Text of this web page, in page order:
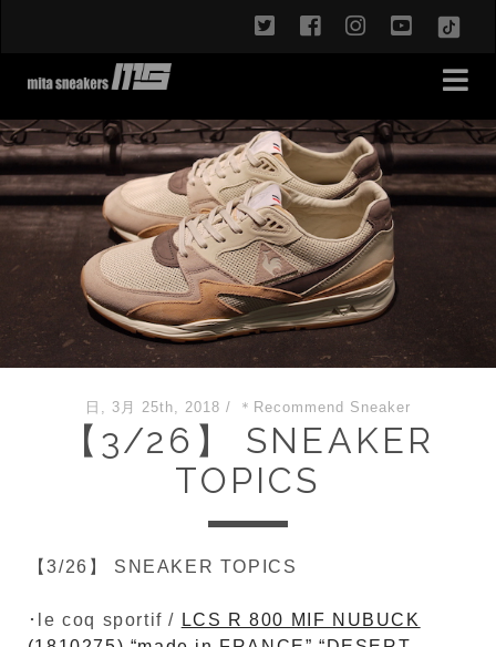
twitterfacebookinstagram
日, 3月 25th, 2018 / ＊Recommend Sneaker
【3/26】 SNEAKER
TOPICS
【3/26】 SNEAKER TOPICS
･le coq sportif / LCS R 800 MIF NUBUCK